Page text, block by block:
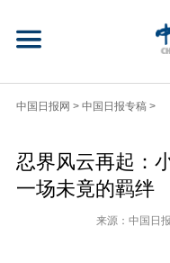
中国日报网 > 中国日报专稿 >
忍界风云再起：
一场未竟的羁绊
来源：中国日